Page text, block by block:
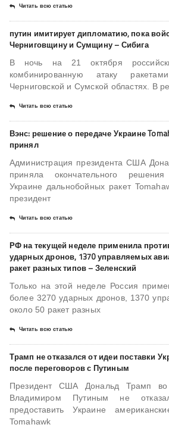
Читать всю статью
путин имитирует дипломатию, пока
Черниговщину и Сумщину – Сибига
В ночь на 21 октября
комбинированную атаку
Черниговской и Сумской областях. В
Читать всю статью
Вэнс: решение о передаче Украине
принял
Администрация президента США
приняла окончательного
Украине дальнобойных ракет
президент
Читать всю статью
РФ на текущей неделе применила
ударных дронов, 1370 управляемых
ракет разных типов – Зеленский
Только на этой неделе Россия
более 3270 ударных дронов, 1370
около 50 ракет разных
Читать всю статью
Трамп не отказался от идеи поставки
после переговоров с Путиным
Президент США Дональд Трамп
Владимиром Путиным не
предоставить Украине
Tomahawk